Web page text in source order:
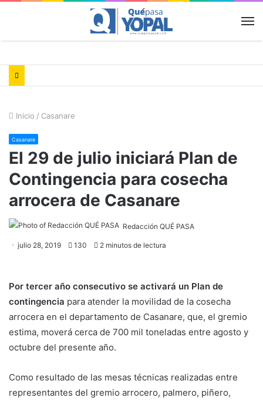
Inicio / Casanare
Casanare
El 29 de julio iniciará Plan de
Contingencia para cosecha
arrocera de Casanare
Redacción QUÉ PASA
julio 28, 2019 130 2 minutos de lectura
Por tercer año consecutivo se activará un Plan de
contingencia para atender la movilidad de la cosecha
arrocera en el departamento de Casanare, que, el gremio
estima, moverá cerca de 700 mil toneladas entre agosto y
octubre del presente año.
Como resultado de las mesas técnicas realizadas entre
representantes del gremio arrocero, palmero, piñero,